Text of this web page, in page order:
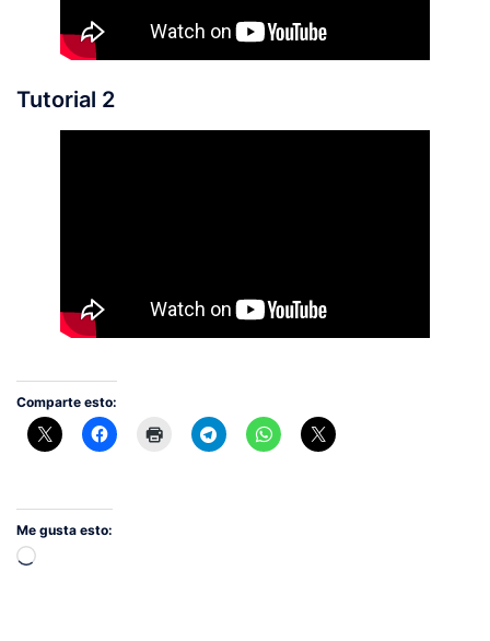
Tutorial 2
Comparte esto:
Me gusta esto:
Cargando...